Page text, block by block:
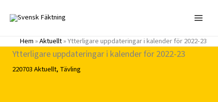
innehåll
Hem»Aktuellt»Ytterligare uppdateringar i kalender för 2022-23
Ytterligare uppdateringar i kalender för 2022-23
220703Aktuellt, Tävling